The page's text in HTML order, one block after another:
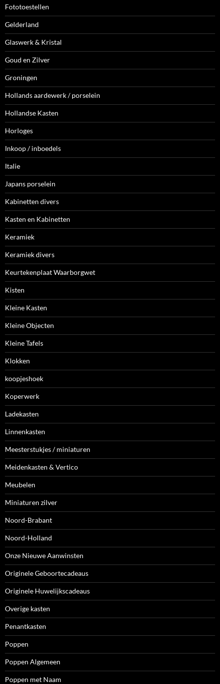
Fototoestellen
Gelderland
Glaswerk & Kristal
Goud en Zilver
Groningen
Hollands aardewerk / porselein
Hollandse Kasten
Horloges
Inkoop / inboedels
Italie
Japans porselein
Kabinetten divers
Kasten en Kabinetten
Keramiek
Keramiek divers
Keurtekenplaat Waarborgwet
Kisten
Kleine Kasten
Kleine Objecten
Kleine Tafels
Klokken
koopjeshoek
Koperwerk
Ladekasten
Linnenkasten
Meesterstukjes / miniaturen
Meidenkasten & Vertico
Meubelen
Miniaturen zilver
Noord-Brabant
Noord-Holland
Onze Nieuwe Aanwinsten
Originele Geboortecadeaus
Originele Huwelijkscadeaus
Overige kasten
Penantkasten
Poppen
Poppen Algemeen
Poppen met Naam